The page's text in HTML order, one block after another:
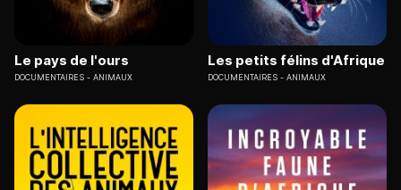
Le pays de l'ours
DOCUMENTAIRES ANIMAUX
Les petits félins d'Afrique
DOCUMENTAIRES ANIMAUX